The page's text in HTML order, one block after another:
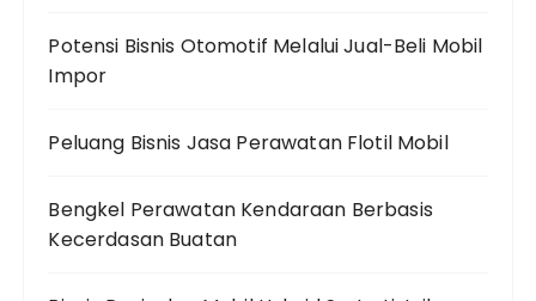
Potensi Bisnis Otomotif Melalui Jual-Beli Mobil
Impor
Peluang Bisnis Jasa Perawatan Flotil Mobil
Bengkel Perawatan Kendaraan Berbasis
Kecerdasan Buatan